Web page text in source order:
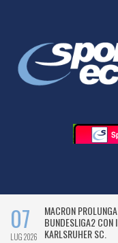
07
LUG 2026
MACRON
BUNDESLIGA2 CON
KARLSRUHER SC.